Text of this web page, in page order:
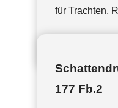
für Trachten,
177 Fb.2